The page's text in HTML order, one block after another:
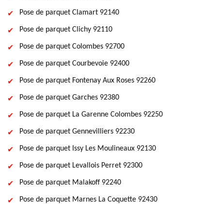
Pose de parquet Clamart 92140
Pose de parquet Clichy 92110
Pose de parquet Colombes 92700
Pose de parquet Courbevoie 92400
Pose de parquet Fontenay Aux Roses 92260
Pose de parquet Garches 92380
Pose de parquet La Garenne Colombes 92250
Pose de parquet Gennevilliers 92230
Pose de parquet Issy Les Moulineaux 92130
Pose de parquet Levallois Perret 92300
Pose de parquet Malakoff 92240
Pose de parquet Marnes La Coquette 92430